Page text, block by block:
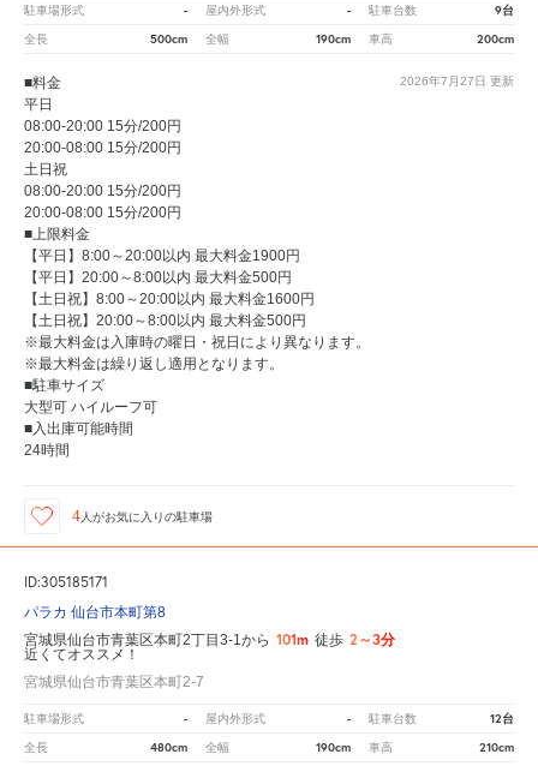
駐車場形式 - 屋内外形式 - 駐車台数 9台
全長 500cm 全幅 190cm 車高 200cm
2026年7月27日 更新
■料金
平日
08:00-20:00 15分/200円
20:00-08:00 15分/200円
土日祝
08:00-20:00 15分/200円
20:00-08:00 15分/200円
■上限料金
【平日】8:00～20:00以内 最大料金1900円
【平日】20:00～8:00以内 最大料金500円
【土日祝】8:00～20:00以内 最大料金1600円
【土日祝】20:00～8:00以内 最大料金500円
※最大料金は入庫時の曜日・祝日により異なります。
※最大料金は繰り返し適用となります。
■駐車サイズ
大型可 ハイルーフ可
■入出庫可能時間
24時間
4 人がお気に入りの駐車場
ID:305185171
パラカ 仙台市本町第8
宮城県仙台市青葉区本町2丁目3-1から 101m 徒歩 2～3分
近くてオススメ！
宮城県仙台市青葉区本町2-7
駐車場形式 - 屋内外形式 - 駐車台数 12台
全長 480cm 全幅 190cm 車高 210cm